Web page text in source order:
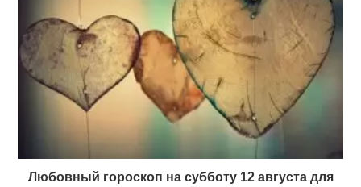
Любовный гороскоп на субботу 12 августа для